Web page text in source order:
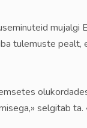
tulemuste
selgitab